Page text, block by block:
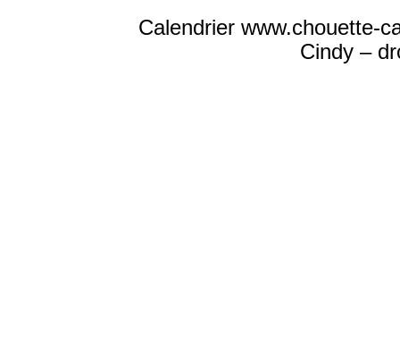
Calendrier www.chouette-
Cindy –